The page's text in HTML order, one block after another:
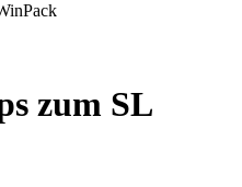
zum SL